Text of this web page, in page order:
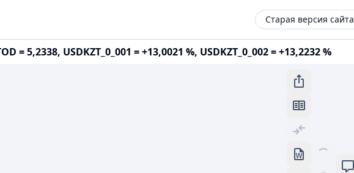
Старая версия сайта
= 5,2338, USDKZT_0_001 = +13,0021 %, USDKZT_0_002 = +13,2232 %